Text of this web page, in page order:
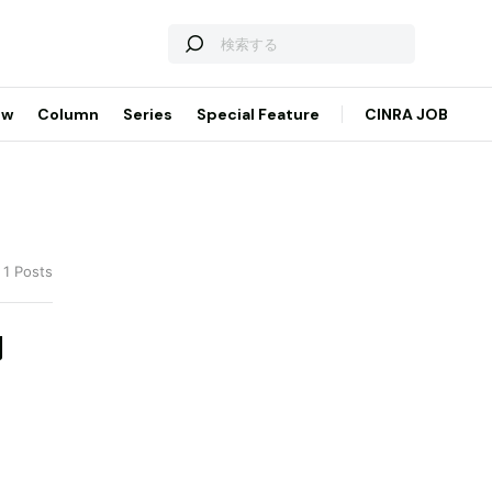
Column Series Special Feature CINRA JOB
Posts